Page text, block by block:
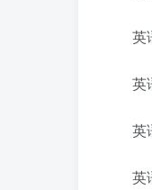
英
英
英
英